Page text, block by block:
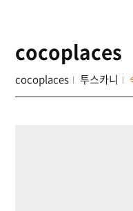
cocoplaces
cocoplaces 투스카니